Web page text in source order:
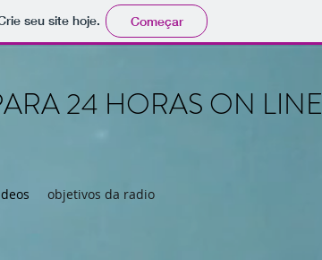
seu site hoje. Começar
objetivos da radio
24 HORAS ON LINE